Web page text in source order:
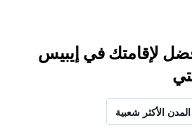
لإقامتك في إيبيس
المدن الأكثر شعبية